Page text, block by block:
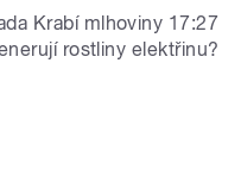
Krabí mlhoviny 17:27
rostliny elektřinu?